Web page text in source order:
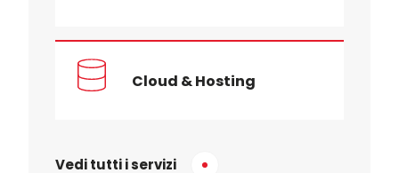
Cloud & Hosting
Vedi tutti i servizi